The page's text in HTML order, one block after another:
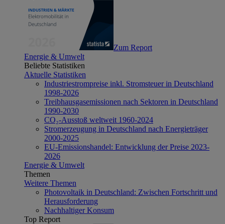
Zum Report
Energie & Umwelt
Beliebte Statistiken
Aktuelle Statistiken
Industriestrompreise inkl. Stromsteuer in Deutschland
1998-2026
Treibhausgasemissionen nach Sektoren in Deutschland
1990-2030
CO₂-Ausstoß weltweit 1960-2024
Stromerzeugung in Deutschland nach Energieträger
2000-2025
EU-Emissionshandel: Entwicklung der Preise 2023-
2026
Energie & Umwelt
Themen
Weitere Themen
Photovoltaik in Deutschland: Zwischen Fortschritt und
Herausforderung
Nachhaltiger Konsum
Top Report